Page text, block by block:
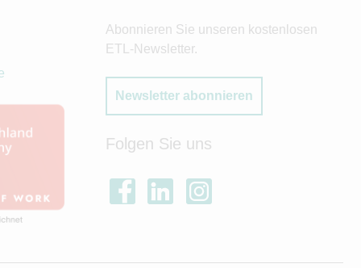
Abonnieren Sie unseren kostenlosen
ETL-Newsletter.
Newsletter abonnieren
Folgen Sie uns